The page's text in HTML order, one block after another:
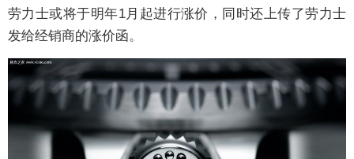
劳力士或将于明年1月起进行涨价，同时还上传了劳力士
发给经销商的涨价函。